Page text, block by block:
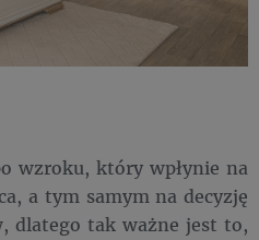
wzroku, który wpłynie na
a tym samym na decyzję
dlatego tak ważne jest to,